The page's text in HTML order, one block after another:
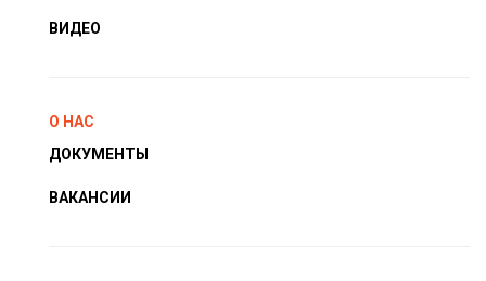
ВИДЕО
О НАС
ДОКУМЕНТЫ
ВАКАНСИИ